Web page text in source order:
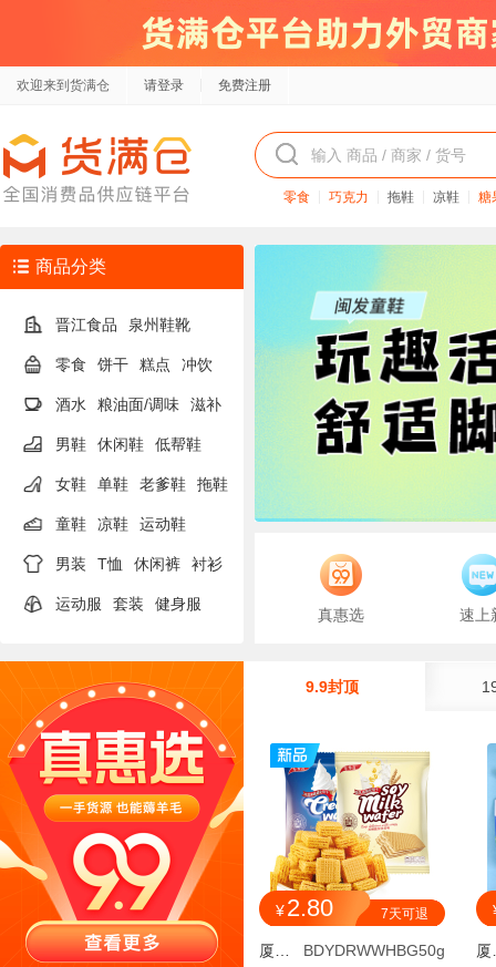
欢迎来到货满仓 请登录 免费注册
零食 巧克力 拖鞋 凉鞋 糖
商品分类
晋江食品 泉州鞋靴
零食 饼干 糕点 冲饮
酒水 粮油面/调味 滋补
男鞋 休闲鞋 低帮鞋
女鞋 单鞋 老爹鞋 拖鞋
童鞋 凉鞋 运动鞋
男装 T恤 休闲裤 衬衫
运动服 套装 健身服
真惠选 速上
9.9封顶
¥2.80 7天可退
BDYDRWWHBG50g